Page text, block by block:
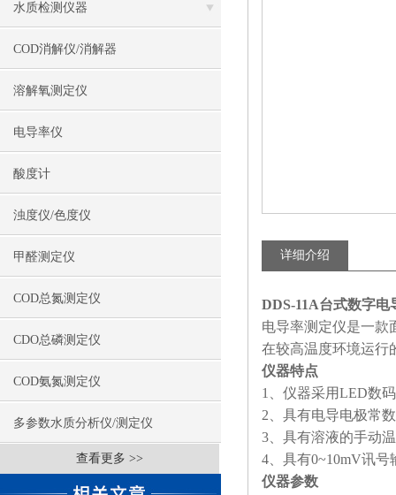
水质检测仪器
COD消解仪/消解器
溶解氧测定仪
电导率仪
酸度计
浊度仪/色度仪
甲醛测定仪
COD总氮测定仪
CDO总磷测定仪
COD氨氮测定仪
多参数水质分析仪/测定仪
查看更多 >>
详细介绍
DDS-11A台式数字电
电导率测定仪是一款
在较高温度环境运行
仪器特点
1、仪器采用LED数
2、具有电导电极常
3、具有溶液的手动
4、具有0~10mV讯号
仪器参数